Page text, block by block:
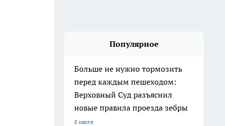
Популярное
Больше не нужно тормозить
перед каждым пешеходом:
Верховный Суд разъяснил
новые правила проезда зебры
8 июля